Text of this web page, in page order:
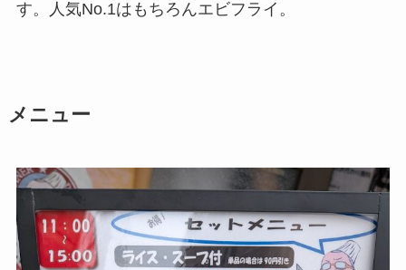
す。人気No.1はもちろんエビフライ。
メニュー